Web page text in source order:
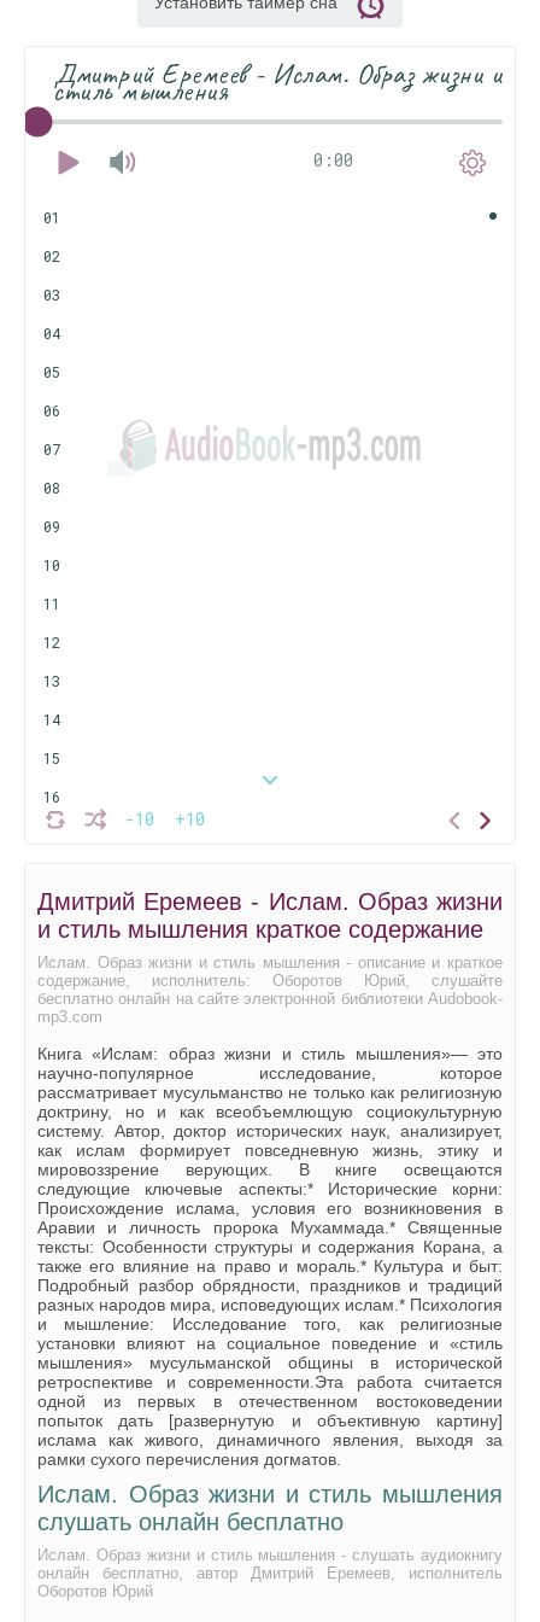
Дмитрий Еремеев - Ислам. Образ жизни и
стиль мышления
0:00
-10 +10
01
02
03
04
05
06
07
08
09
10
11
12
13
14
15
16
17
19
21
22
23
24
25
26
27
28
29
30
31
32
33
34
35
36
Дмитрий Еремеев - Ислам. Образ жизни
и стиль мышления краткое содержание
Ислам. Образ жизни и стиль мышления - описание и краткое
содержание, исполнитель: Оборотов Юрий, слушайте
бесплатно онлайн на сайте электронной библиотеки Audobook-
mp3.com
Книга «Ислам: образ жизни и стиль мышления»— это
научно-популярное исследование, которое
рассматривает мусульманство не только как религиозную
доктрину, но и как всеобъемлющую социокультурную
систему. Автор, доктор исторических наук, анализирует,
как ислам формирует повседневную жизнь, этику и
мировоззрение верующих. В книге освещаются
следующие ключевые аспекты:* Исторические корни:
Происхождение ислама, условия его возникновения в
Аравии и личность пророка Мухаммада.* Священные
тексты: Особенности структуры и содержания Корана, а
также его влияние на право и мораль.* Культура и быт:
Подробный разбор обрядности, праздников и традиций
разных народов мира, исповедующих ислам.* Психология
и мышление: Исследование того, как религиозные
установки влияют на социальное поведение и «стиль
мышления» мусульманской общины в исторической
ретроспективе и современности.Эта работа считается
одной из первых в отечественном востоковедении
попыток дать [развернутую и объективную картину]
ислама как живого, динамичного явления, выходя за
рамки сухого перечисления догматов.
Ислам. Образ жизни и стиль мышления
слушать онлайн бесплатно
Ислам. Образ жизни и стиль мышления - слушать аудиокнигу
онлайн бесплатно, автор Дмитрий Еремеев, исполнитель
Оборотов Юрий